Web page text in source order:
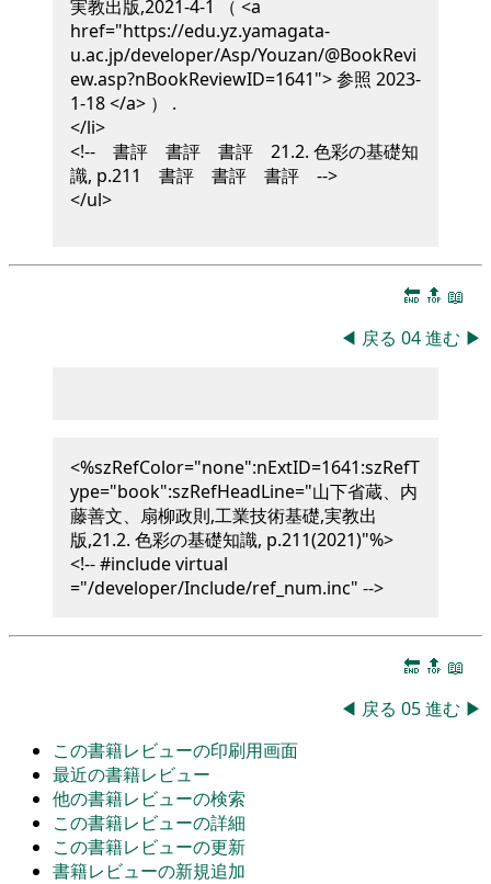
実教出版,2021-4-1
（ <a
href="https://edu.yz.yamagata-
u.ac.jp/developer/Asp/Youzan/@BookRevi
ew.asp?nBookReviewID=1641"> 参照 2023-
1-18 </a> ） .
</li>
<!-- 書評 書評 書評 21.2. 色彩の基礎知
識, p.211 書評 書評 書評 -->
</ul>
🔚 🔝 📖
◀ 戻る 04進む ▶
<%szRefColor="none":nExtID=1641:szRefT
ype="book":szRefHeadLine="山下省蔵、内
藤善文、扇柳政則,工業技術基礎,実教出
版,21.2. 色彩の基礎知識, p.211(2021)"%>
<!-- #include virtual
="/developer/Include/ref_num.inc" -->
🔚 🔝 📖
◀ 戻る 05進む ▶
この書籍レビューの印刷用画面
最近の書籍レビュー
他の書籍レビューの検索
この書籍レビューの詳細
この書籍レビューの更新
書籍レビューの新規追加